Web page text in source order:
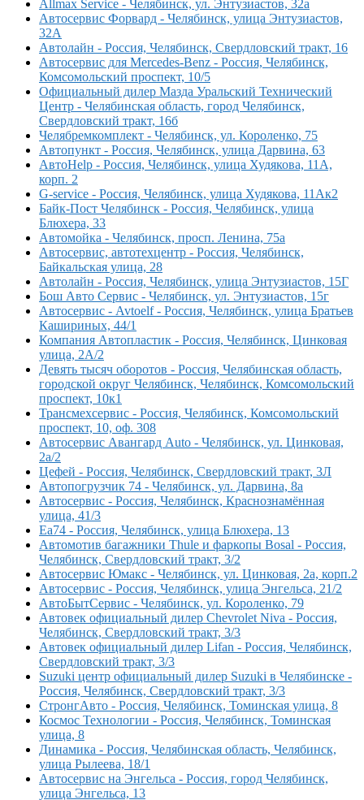
Allmax Service - Челябинск, ул. Энтузиастов, 32а
Автосервис Форвард - Челябинск, улица Энтузиастов,
32А
Автолайн - Россия, Челябинск, Свердловский тракт, 16
Автосервис для Mercedes-Benz - Россия, Челябинск,
Комсомольский проспект, 10/5
Официальный дилер Мазда Уральский Технический
Центр - Челябинская область, город Челябинск,
Свердловский тракт, 16б
Челябремкомплект - Челябинск, ул. Короленко, 75
Автопункт - Россия, Челябинск, улица Дарвина, 63
АвтоHelp - Россия, Челябинск, улица Худякова, 11А,
корп. 2
G-service - Россия, Челябинск, улица Худякова, 11Ак2
Байк-Пост Челябинск - Россия, Челябинск, улица
Блюхера, 33
Автомойка - Челябинск, просп. Ленина, 75а
Автосервис, автотехцентр - Россия, Челябинск,
Байкальская улица, 28
Автолайн - Россия, Челябинск, улица Энтузиастов, 15Г
Бош Авто Сервис - Челябинск, ул. Энтузиастов, 15г
Автосервис - Avtoelf - Россия, Челябинск, улица Братьев
Кашириных, 44/1
Компания Автопластик - Россия, Челябинск, Цинковая
улица, 2А/2
Девять тысяч оборотов - Россия, Челябинская область,
городской округ Челябинск, Челябинск, Комсомольский
проспект, 10к1
Трансмехсервис - Россия, Челябинск, Комсомольский
проспект, 10, оф. 308
Автосервис Авангард Auto - Челябинск, ул. Цинковая,
2а/2
Цефей - Россия, Челябинск, Свердловский тракт, 3Л
Автопогрузчик 74 - Челябинск, ул. Дарвина, 8а
Автосервис - Россия, Челябинск, Краснознамённая
улица, 41/3
Еа74 - Россия, Челябинск, улица Блюхера, 13
Автомотив багажники Thule и фаркопы Bosal - Россия,
Челябинск, Свердловский тракт, 3/2
Автосервис Юмакс - Челябинск, ул. Цинковая, 2а, корп.2
Автосервис - Россия, Челябинск, улица Энгельса, 21/2
АвтоБытСервис - Челябинск, ул. Короленко, 79
Автовек официальный дилер Chevrolet Niva - Россия,
Челябинск, Свердловский тракт, 3/3
Автовек официальный дилер Lifan - Россия, Челябинск,
Свердловский тракт, 3/3
Suzuki центр официальный дилер Suzuki в Челябинске -
Россия, Челябинск, Свердловский тракт, 3/3
СтронгАвто - Россия, Челябинск, Томинская улица, 8
Космос Технологии - Россия, Челябинск, Томинская
улица, 8
Динамика - Россия, Челябинская область, Челябинск,
улица Рылеева, 18/1
Автосервис на Энгельса - Россия, город Челябинск,
улица Энгельса, 13